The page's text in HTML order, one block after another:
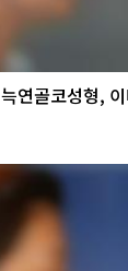
늑연골코성형,